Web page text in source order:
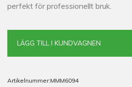
perfekt för professionellt bruk.
LÄGG TILL I KUNDVAGNEN
Artikelnummer:MMM6094